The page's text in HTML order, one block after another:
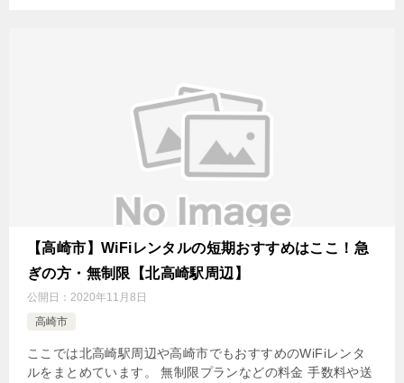
【高崎市】WiFiレンタルの短期おすすめはここ！急
ぎの方・無制限【北高崎駅周辺】
公開日： 2020年11月8日
高崎市
ここでは北高崎駅周辺や高崎市でもおすすめのWiFiレンタ
ルをまとめています。 無制限プランなどの料金 手数料や送